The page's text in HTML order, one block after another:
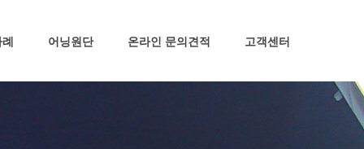
어닝원단 온라인 문의견적 고객센터